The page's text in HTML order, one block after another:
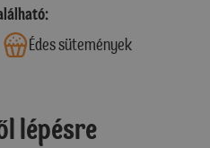
Édes sütemények
lépésre